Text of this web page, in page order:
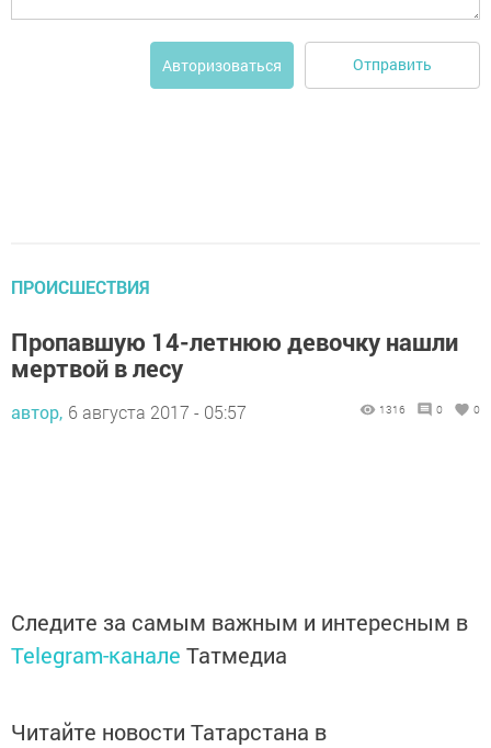
Авторизоваться Отправить
ПРОИСШЕСТВИЯ
Пропавшую 14-летнюю девочку нашли
мертвой в лесу
автор, 6 августа 2017 - 05:57 1316 0 0
Следите за самым важным и интересным в
Telegram-канале Татмедиа
Читайте новости Татарстана в